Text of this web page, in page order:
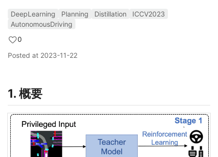
DeepLearning Planning Distillation
ICCV2023
AutonomousDriving
0
Posted at 2023-11-22
1. 概要